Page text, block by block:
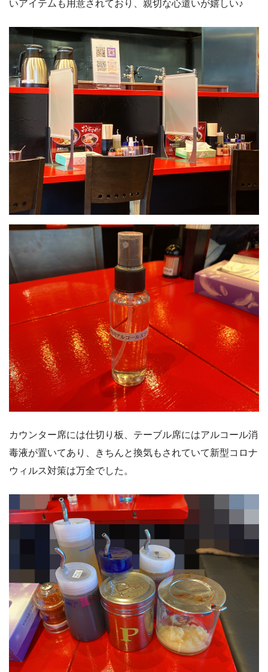
いアイテムも用意されており、親切な心遣いが嬉しい♪
カウンター席には仕切り板、テーブル席にはアルコール消
毒液が置いてあり、きちんと換気もされていて新型コロナ
ウィルス対策は万全でした。